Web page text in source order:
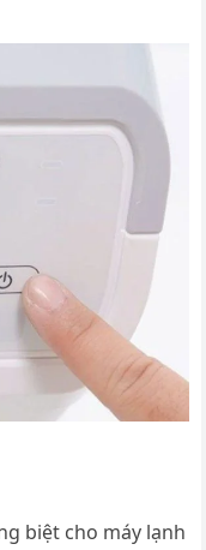
biệt cho máy lạnh